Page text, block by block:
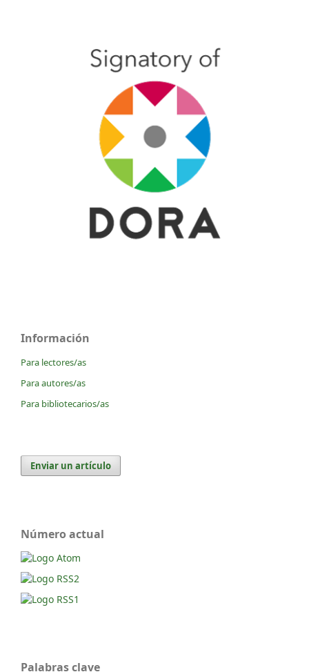
Información
Para lectores/as
Para autores/as
Para bibliotecarios/as
Enviar un artículo
Número actual
Palabras clave